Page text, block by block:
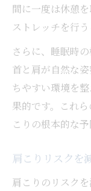
間に一度は休憩
ストレッチを行
さらに、睡眠時
首と肩が自然な
ちやすい環境を
果的です。これ
こりの根本的な予
肩こりリスクを
肩こりのリスク